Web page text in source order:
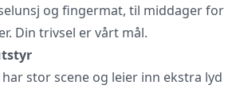
og fingermat, til middager for
Din trivsel er vårt mål.
stor scene og leier inn ekstra lyd